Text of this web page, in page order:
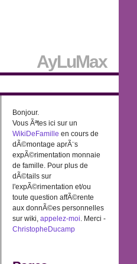
AyLuMax
Bonjour.
Vous Ãªtes ici sur un
WikiDeFamille en cours de
dÃ©montage aprÃ¨s
expÃ©rimentation monnaie
de famille. Pour plus de
dÃ©tails sur
l'expÃ©rimentation et/ou
toute question affÃ©rente
aux donnÃ©es personnelles
sur wiki, appelez-moi . Merci -
ChristopheDucamp